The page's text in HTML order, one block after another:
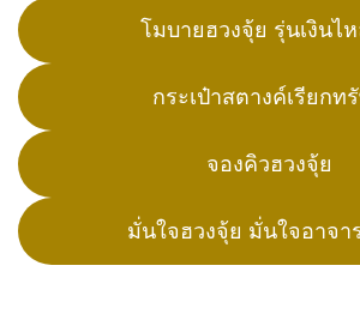
โมบายฮวงจุ้ย รุ่นเงินไ
กระเป๋าสตางค์เรียกท
จองคิวฮวงจุ้ย
มั่นใจฮวงจุ้ย มั่นใจอาจา